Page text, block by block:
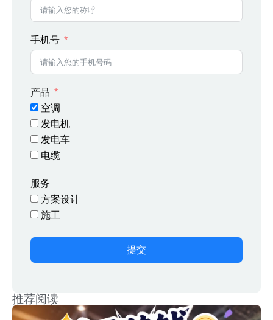
手机号
产品
空调
发电机
发电车
电缆
服务
方案设计
施工
提交
推荐阅读